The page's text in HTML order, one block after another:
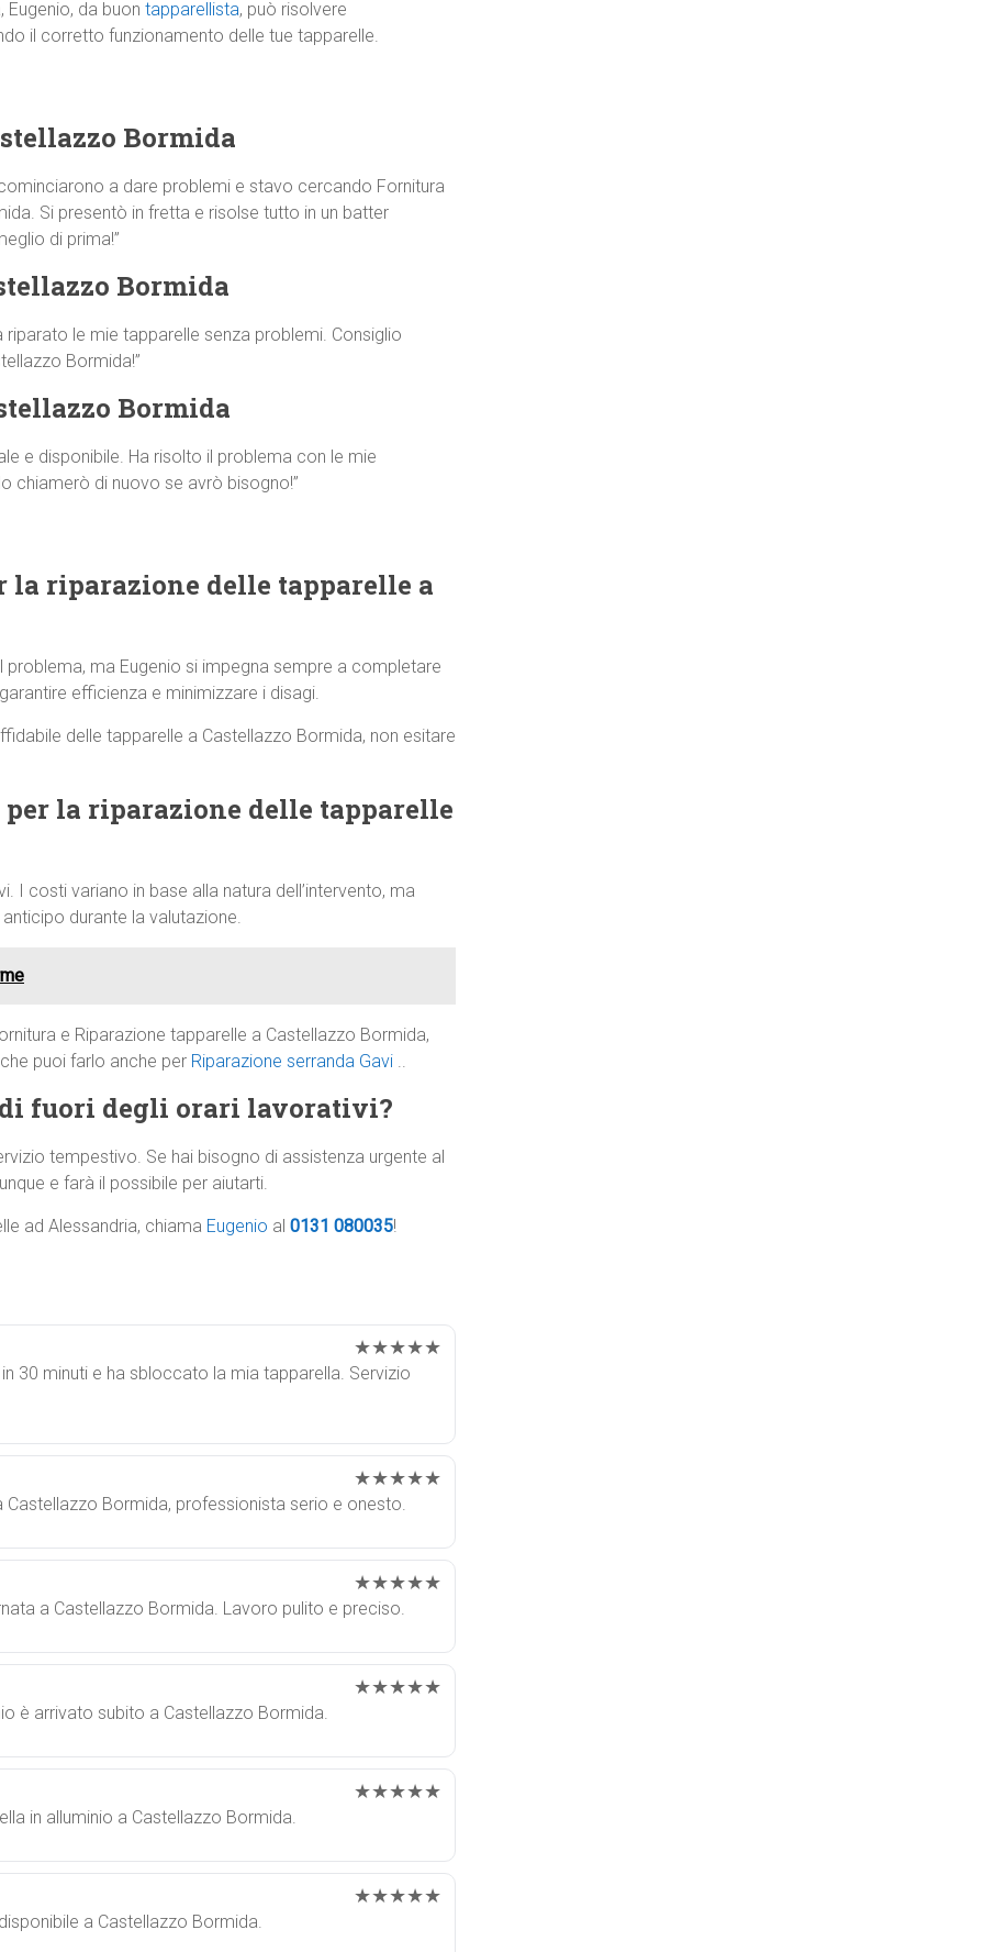
da buon tapparellista, può risolvere
il corretto funzionamento delle tue tapparelle.
Bormida
a dare problemi e stavo cercando Fornitura
Si presentò in fretta e risolse tutto in un batter
di prima!”
Bormida
le mie tapparelle senza problemi. Consiglio
Bormida!”
Bormida
e disponibile. Ha risolto il problema con le mie
chiamerò di nuovo se avrò bisogno!”
la riparazione delle tapparelle a
ma Eugenio si impegna sempre a completare
efficienza e minimizzare i disagi.
delle tapparelle a Castellazzo Bormida, non esitare
la riparazione delle tapparelle
I costi variano in base alla natura dell’intervento, ma
durante la valutazione.
e Riparazione tapparelle a Castellazzo Bormida,
puoi farlo anche per Riparazione serranda Gavi ..
fuori degli orari lavorativi?
tempestivo. Se hai bisogno di assistenza urgente al
e farà il possibile per aiutarti.
ad Alessandria, chiama Eugenio al 0131 080035!
★★★★★
30 minuti e ha sbloccato la mia tapparella. Servizio
★★★★★
Bormida, professionista serio e onesto.
★★★★★
a Castellazzo Bormida. Lavoro pulito e preciso.
★★★★★
è arrivato subito a Castellazzo Bormida.
★★★★★
in alluminio a Castellazzo Bormida.
★★★★★
a Castellazzo Bormida.